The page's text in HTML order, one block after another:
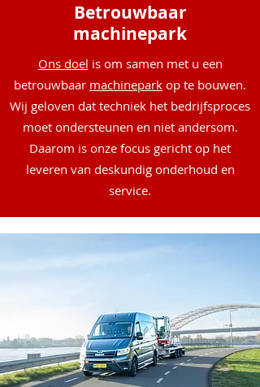
Betrouwbaar
machinepark
Ons doel is om samen met u een
betrouwbaar machinepark op te bouwen.
Wij geloven dat techniek het bedrijfsproces
moet ondersteunen en niet andersom.
Daarom is onze focus gericht op het
leveren van deskundig onderhoud en
service.